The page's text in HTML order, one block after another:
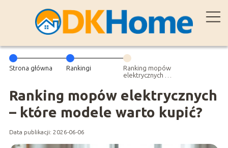
Strona główna Rankingi
Ranking mopów
elektrycznych –
warto kupić?
Ranking mopów elektrycznych
– które modele warto kupić?
Data publikacji: 2026-06-06